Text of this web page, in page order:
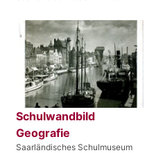
Schulwandbild
Geografie
Saarländisches Schulmuseum